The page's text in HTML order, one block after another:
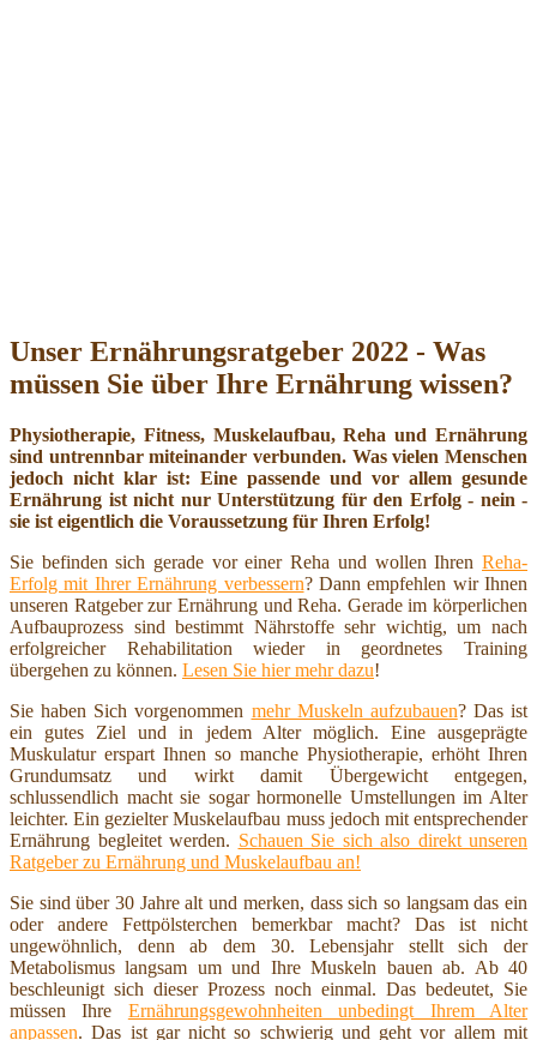
Unser Ernährungsratgeber 2022 - Was
müssen Sie über Ihre Ernährung wissen?
Physiotherapie, Fitness, Muskelaufbau, Reha und Ernährung
sind untrennbar miteinander verbunden. Was vielen Menschen
jedoch nicht klar ist: Eine passende und vor allem gesunde
Ernährung ist nicht nur Unterstützung für den Erfolg - nein -
sie ist eigentlich die Voraussetzung für Ihren Erfolg!
Sie befinden sich gerade vor einer Reha und wollen Ihren Reha-
Erfolg mit Ihrer Ernährung verbessern? Dann empfehlen wir Ihnen
unseren Ratgeber zur Ernährung und Reha. Gerade im körperlichen
Aufbauprozess sind bestimmt Nährstoffe sehr wichtig, um nach
erfolgreicher Rehabilitation wieder in geordnetes Training
übergehen zu können. Lesen Sie hier mehr dazu!
Sie haben Sich vorgenommen mehr Muskeln aufzubauen? Das ist
ein gutes Ziel und in jedem Alter möglich. Eine ausgeprägte
Muskulatur erspart Ihnen so manche Physiotherapie, erhöht Ihren
Grundumsatz und wirkt damit Übergewicht entgegen,
schlussendlich macht sie sogar hormonelle Umstellungen im Alter
leichter. Ein gezielter Muskelaufbau muss jedoch mit entsprechender
Ernährung begleitet werden. Schauen Sie sich also direkt unseren
Ratgeber zu Ernährung und Muskelaufbau an!
Sie sind über 30 Jahre alt und merken, dass sich so langsam das ein
oder andere Fettpölsterchen bemerkbar macht? Das ist nicht
ungewöhnlich, denn ab dem 30. Lebensjahr stellt sich der
Metabolismus langsam um und Ihre Muskeln bauen ab. Ab 40
beschleunigt sich dieser Prozess noch einmal. Das bedeutet, Sie
müssen Ihre Ernährungsgewohnheiten unbedingt Ihrem Alter
anpassen. Das ist gar nicht so schwierig und geht vor allem mit